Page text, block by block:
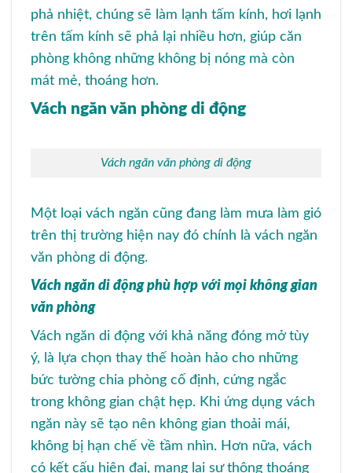
phả nhiệt, chúng sẽ làm lạnh tấm kính, hơi lạnh
trên tấm kính sẽ phả lại nhiều hơn, giúp căn
phòng không những không bị nóng mà còn
mát mẻ, thoáng hơn.
Vách ngăn văn phòng di động
Vách ngăn văn phòng di động
Một loại vách ngăn cũng đang làm mưa làm gió
trên thị trường hiện nay đó chính là vách ngăn
văn phòng di động.
Vách ngăn di động phù hợp với mọi không gian
văn phòng
Vách ngăn di động với khả năng đóng mở tùy
ý, là lựa chọn thay thế hoàn hảo cho những
bức tường chia phòng cố định, cứng ngắc
trong không gian chật hẹp. Khi ứng dụng vách
ngăn này sẽ tạo nên không gian thoải mái,
không bị hạn chế về tầm nhìn. Hơn nữa, vách
có kết cấu hiện đại, mang lại sự thông thoáng